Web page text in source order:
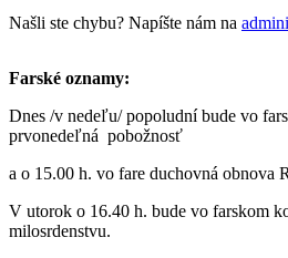
Bojnice
St
9.8.
na úmysel
Šutovce
Našli ste chybu? Napíšte nám na
Farské oznamy:
Dnes /v nedeľu/ popoludní bude vo
prvonedeľná pobožnosť
a o 15.00 h. vo fare duchovná obnova
V utorok o 16.40 h. bude vo farskom
milosrdenstvu.